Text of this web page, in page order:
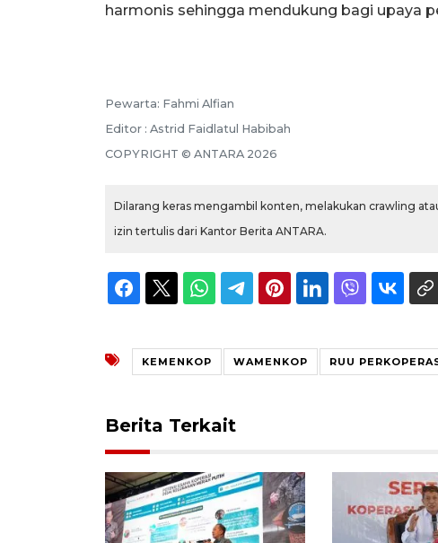
harmonis sehingga mendukung bagi upaya
Pewarta: Fahmi Alfian
Editor : Astrid Faidlatul Habibah
COPYRIGHT © ANTARA 2026
Dilarang keras mengambil konten, melakukan crawling
izin tertulis dari Kantor Berita ANTARA.
KEMENKOP WAMENKOP RUU
Berita Terkait